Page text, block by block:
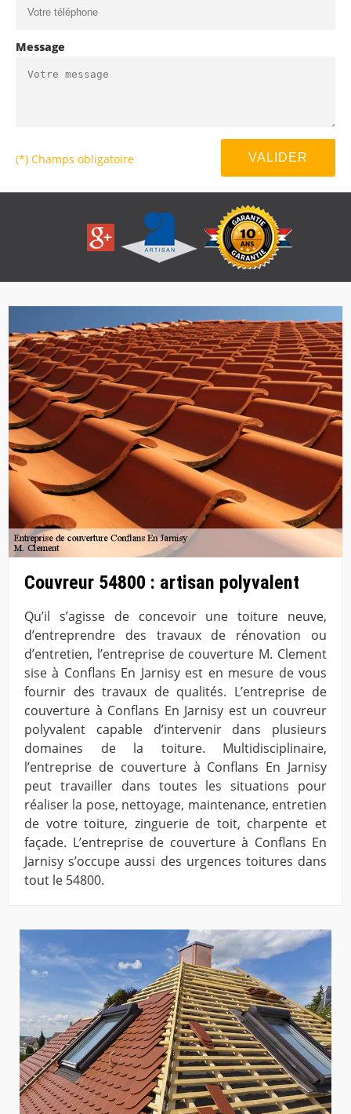
Message
(*) Champs obligatoire
Couvreur 54800 : artisan polyvalent
Qu’il s’agisse de concevoir une toiture neuve,
d’entreprendre des travaux de rénovation ou
d’entretien, l’entreprise de couverture M. Clement
sise à Conflans En Jarnisy est en mesure de vous
fournir des travaux de qualités. L’entreprise de
couverture à Conflans En Jarnisy est un couvreur
polyvalent capable d’intervenir dans plusieurs
domaines de la toiture. Multidisciplinaire,
l’entreprise de couverture à Conflans En Jarnisy
peut travailler dans toutes les situations pour
réaliser la pose, nettoyage, maintenance, entretien
de votre toiture, zinguerie de toit, charpente et
façade. L’entreprise de couverture à Conflans En
Jarnisy s’occupe aussi des urgences toitures dans
tout le 54800.